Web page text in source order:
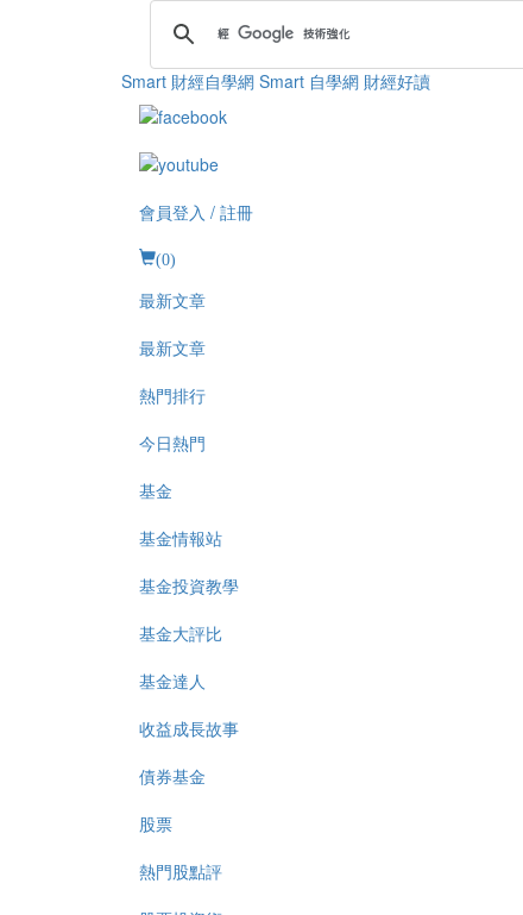
Smart 財經自學網 Smart 自學網 財經好讀
會員登入 / 註冊
(0)
最新文章
最新文章
熱門排行
今日熱門
基金
基金情報站
基金投資教學
基金大評比
基金達人
收益成長故事
債券基金
股票
熱門股點評